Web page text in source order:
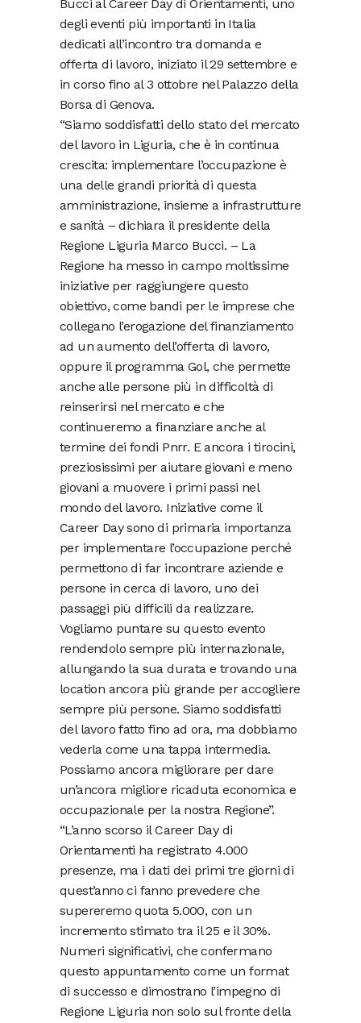
Bucci al Career Day di Orientamenti, uno
degli eventi più importanti in Italia
dedicati all’incontro tra domanda e
offerta di lavoro, iniziato il 29 settembre e
in corso fino al 3 ottobre nel Palazzo della
Borsa di Genova.
“Siamo soddisfatti dello stato del mercato
del lavoro in Liguria, che è in continua
crescita: implementare l’occupazione è
una delle grandi priorità di questa
amministrazione, insieme a infrastrutture
e sanità – dichiara il presidente della
Regione Liguria Marco Bucci. – La
Regione ha messo in campo moltissime
iniziative per raggiungere questo
obiettivo, come bandi per le imprese che
collegano l’erogazione del finanziamento
ad un aumento dell’offerta di lavoro,
oppure il programma Gol, che permette
anche alle persone più in difficoltà di
reinserirsi nel mercato e che
continueremo a finanziare anche al
termine dei fondi Pnrr. E ancora i tirocini,
preziosissimi per aiutare giovani e meno
giovani a muovere i primi passi nel
mondo del lavoro. Iniziative come il
Career Day sono di primaria importanza
per implementare l’occupazione perché
permettono di far incontrare aziende e
persone in cerca di lavoro, uno dei
passaggi più difficili da realizzare.
Vogliamo puntare su questo evento
rendendolo sempre più internazionale,
allungando la sua durata e trovando una
location ancora più grande per accogliere
sempre più persone. Siamo soddisfatti
del lavoro fatto fino ad ora, ma dobbiamo
vederla come una tappa intermedia.
Possiamo ancora migliorare per dare
un’ancora migliore ricaduta economica e
occupazionale per la nostra Regione”.
“L’anno scorso il Career Day di
Orientamenti ha registrato 4.000
presenze, ma i dati dei primi tre giorni di
quest’anno ci fanno prevedere che
supereremo quota 5.000, con un
incremento stimato tra il 25 e il 30%.
Numeri significativi, che confermano
questo appuntamento come un format
di successo e dimostrano l’impegno di
Regione Liguria non solo sul fronte della